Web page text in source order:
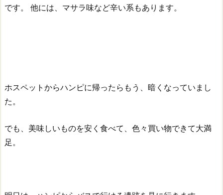
です。
他には、マサラ味など辛い系もあります。
ホスペットからハンピに帰ったらもう、暗くなっていまし
た。
でも、美味しいものを安く食べて、色々買い物できて大満
足。